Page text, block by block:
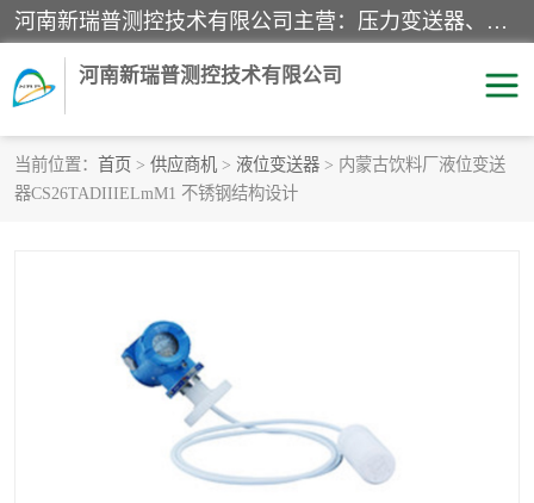
河南新瑞普测控技术有限公司主营：压力变送器、液位变送器、差压变送器、雷达料位计、电容物位计、温度显示控制仪表、电量变送器、流量计、工业自动化系统成套设备。
河南新瑞普测控技术有限公司
当前位置： 首页 > 供应商机 > 液位变送器 > 内蒙古饮料厂液位变送
器CS26TADIIIELmM1 不锈钢结构设计
霍尼韦尔压力变送器 CS系列变送器
标准型工业压力变送器
温度传感器变送器